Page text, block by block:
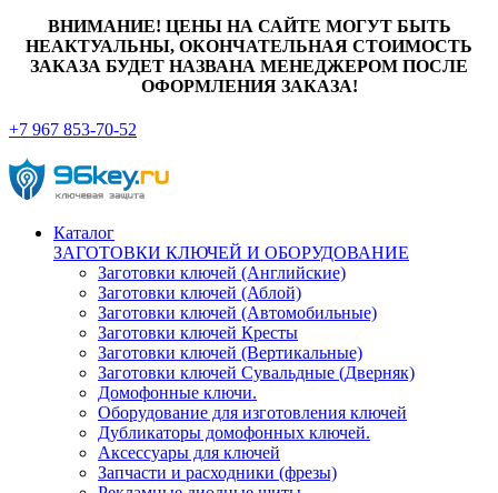
ВНИМАНИЕ! ЦЕНЫ НА САЙТЕ МОГУТ БЫТЬ
НЕАКТУАЛЬНЫ, ОКОНЧАТЕЛЬНАЯ СТОИМОСТЬ
ЗАКАЗА БУДЕТ НАЗВАНА МЕНЕДЖЕРОМ ПОСЛЕ
ОФОРМЛЕНИЯ ЗАКАЗА!
+7 967 853-70-52
Каталог
ЗАГОТОВКИ КЛЮЧЕЙ И ОБОРУДОВАНИЕ
Заготовки ключей (Английские)
Заготовки ключей (Аблой)
Заготовки ключей (Автомобильные)
Заготовки ключей Кресты
Заготовки ключей (Вертикальные)
Заготовки ключей Сувальдные (Дверняк)
Домофонные ключи.
Оборудование для изготовления ключей
Дубликаторы домофонных ключей.
Аксессуары для ключей
Запчасти и расходники (фрезы)